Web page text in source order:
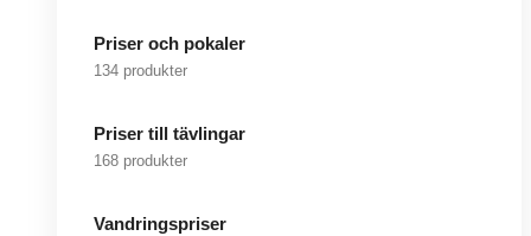
Priser och pokaler
134 produkter
Priser till tävlingar
168 produkter
Vandringspriser